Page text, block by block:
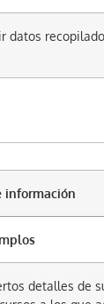
información
detalles de